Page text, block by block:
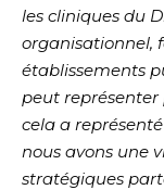
les cliniques du
organisationnel,
établissements
peut représenter
cela a
nous avons une
stratégiques